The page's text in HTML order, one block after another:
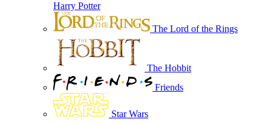
Harry Potter
The Lord of the Rings
The Hobbit
Friends
Star Wars